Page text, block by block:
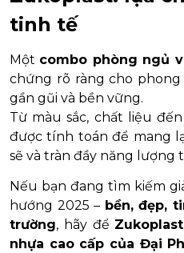
tinh tế
Một combo phòng ngủ
chứng rõ ràng cho phong
gần gũi và bền vững.
Từ màu sắc, chất liệu
được tính toán để mang
sẽ và tràn đầy năng lượng
Nếu bạn đang tìm kiếm
hướng 2025 – bền, đẹp,
trường, hãy để
nhựa cao cấp của Đại